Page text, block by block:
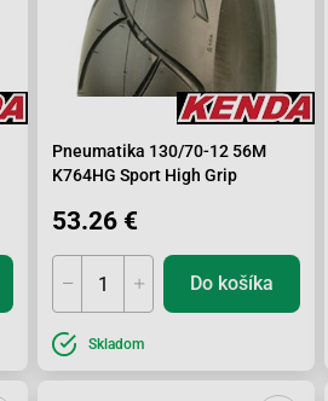
Pneumatika 130/70-12 56M
K764HG Sport High Grip
53.26 €
Do košíka
Skladom